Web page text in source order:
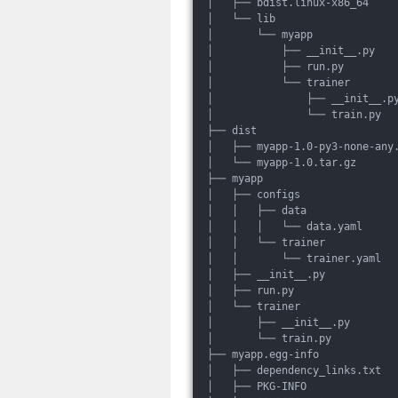
│   ├── bdist.linux-x86_64
│   └── lib
│       └── myapp
│           ├── __init__.py
│           ├── run.py
│           └── trainer
│               ├──
│               └── train.py
├── dist
│   ├── myapp-1.0-py3-none-
│   └── myapp-1.0.tar.gz
├── myapp
│   ├── configs
│   │   ├── data
│   │   │   └── data.yaml
│   │   └── trainer
│   │       └── trainer.yaml
│   ├── __init__.py
│   ├── run.py
│   └── trainer
│       ├── __init__.py
│       └── train.py
├── myapp.egg-info
│   ├── dependency_links.txt
│   ├── PKG-INFO